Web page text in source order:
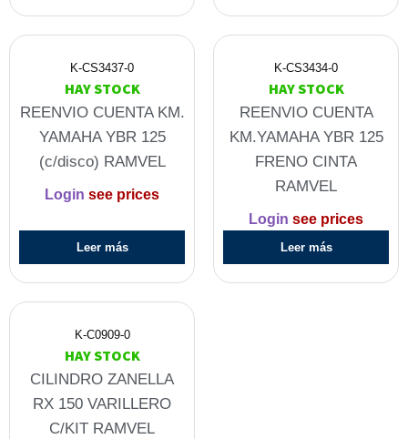
K-CS3437-0
HAY STOCK
REENVIO CUENTA KM.
YAMAHA YBR 125
(c/disco) RAMVEL
Login see prices
Leer más
K-CS3434-0
HAY STOCK
REENVIO CUENTA
KM.YAMAHA YBR 125
FRENO CINTA
RAMVEL
Login see prices
Leer más
K-C0909-0
HAY STOCK
CILINDRO ZANELLA
RX 150 VARILLERO
C/KIT RAMVEL